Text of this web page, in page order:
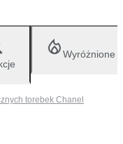
Wyróżnione
torebek Chanel